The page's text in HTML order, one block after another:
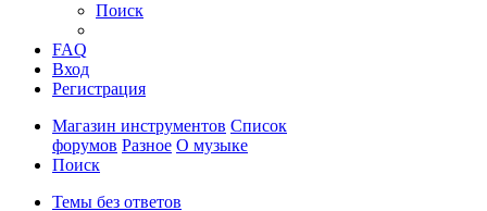
Поиск
FAQ
Вход
Регистрация
Магазин инструментов Список
форумов Разное О музыке
Поиск
Темы без ответов